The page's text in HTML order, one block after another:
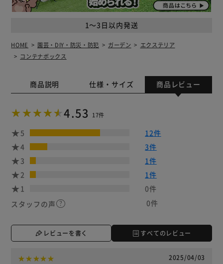
1～3日以内発送
HOME 園芸・DIY・防災・防犯 ガーデン
エクステリア
コンテナボックス
商品説明 仕様・サイズ 商品レビュー
4.53 17件
5
12件
4
3件
3
1件
2
1件
1
0件
スタッフの声
0件
レビューを書く すべてのレビュー
2025/04/03